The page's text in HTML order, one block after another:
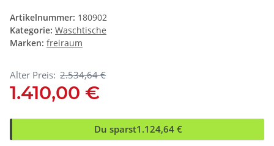
Artikelnummer: 180902
Kategorie: Waschtische
Marken: freiraum
Alter Preis: 2.534,64 €
1.410,00 €
Du sparst1.124,64 €